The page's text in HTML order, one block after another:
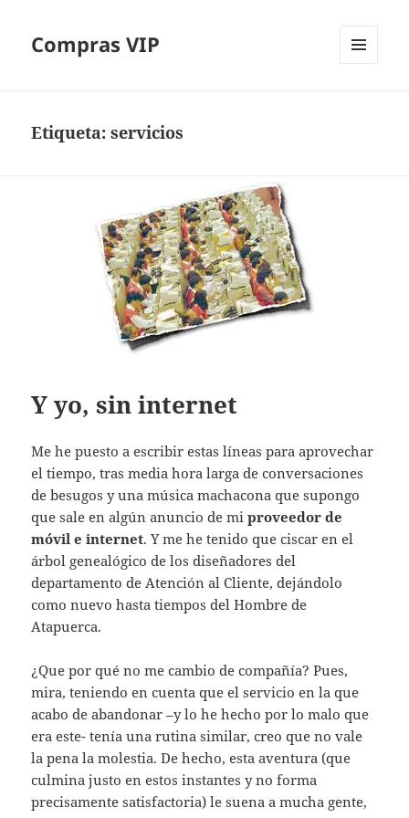
Compras VIP
Etiqueta:servicios
Y yo, sin internet
Me he puesto a escribir estas líneas para aprovechar
el tiempo, tras media hora larga de conversaciones
de besugos y una música machacona que supongo
que sale en algún anuncio de miproveedor de
móvil e internet. Y me he tenido que ciscar en el
árbol genealógico de los diseñadores del
departamento de Atención al Cliente, dejándolo
como nuevo hasta tiempos del Hombre de
Atapuerca.
¿Que por qué no me cambio de compañía? Pues,
mira, teniendo en cuenta que el servicio en la que
acabo de abandonar –y lo he hecho por lo malo que
era este- tenía una rutina similar, creo que no vale
la pena la molestia. De hecho, esta aventura (que
culmina justo en estos instantes y no forma
precisamente satisfactoria) le suena a mucha gente,